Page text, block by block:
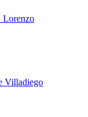
Lorenzo
Villadiego